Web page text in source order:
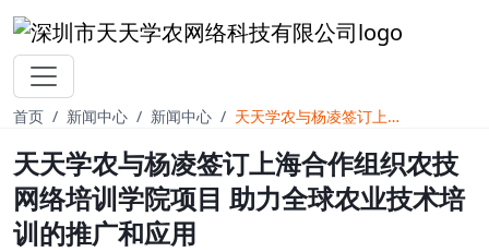
首页 新闻中心 新闻中心 天天学农与杨凌签订上海合作组织农技网络培训学院项目 助力全球农业技术培训的推广和应用
天天学农与杨凌签订上海合作组织农技
网络培训学院项目 助力全球农业技术培
训的推广和应用